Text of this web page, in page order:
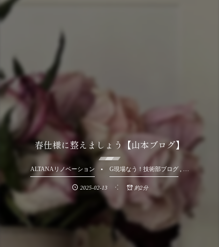
春仕様に整えましょう【山本ブログ】
ALTANAリノベーション G現場なう！技術部ブログ, …
2025-02-13 約2分